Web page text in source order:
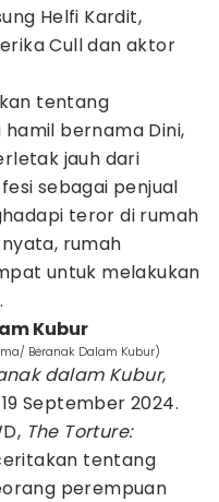
Helfi Kardit,
Cull dan aktor
tentang
bernama Dini,
jauh dari
sebagai penjual
teror di rumah
rumah
untuk melakukan
Kubur
Beranak Dalam Kubur)
dalam Kubur,
September 2024.
The Torture:
tentang
perempuan